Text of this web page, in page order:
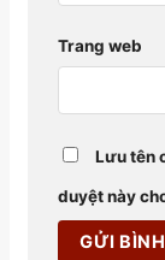
Trang web
Lưu tên
duyệt này